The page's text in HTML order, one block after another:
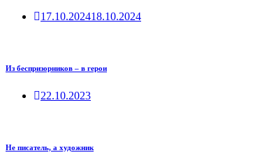
17.10.202418.10.2024
Из беспризорников – в герои
22.10.2023
Не писатель, а художник